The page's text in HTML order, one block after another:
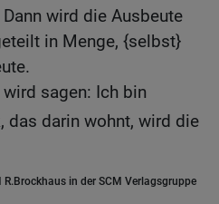
wird die Ausbeute
in Menge, {selbst}
sagen: Ich bin
das darin wohnt, wird die
in der SCM Verlagsgruppe